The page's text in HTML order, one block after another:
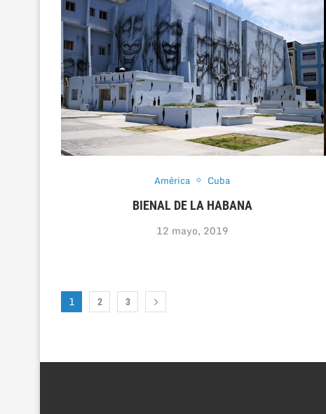
América Cuba
BIENAL DE LA HABANA
12 mayo, 2019
1 2 3